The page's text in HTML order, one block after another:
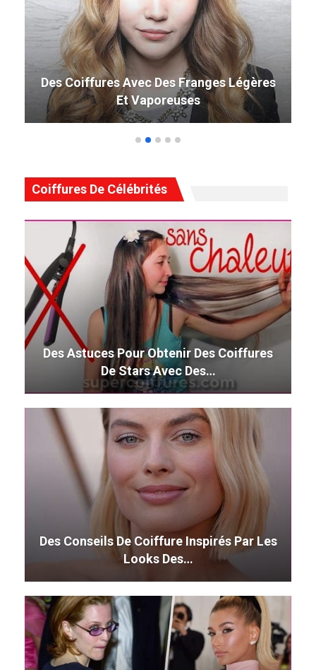
Des Coiffures Avec Des Franges Légères
Et Vaporeuses
Coiffures De Célébrités
Des Astuces Pour Obtenir Des Coiffures
De Stars Avec Des…
Des Conseils De Coiffure Inspirés Par Les
Looks Des…